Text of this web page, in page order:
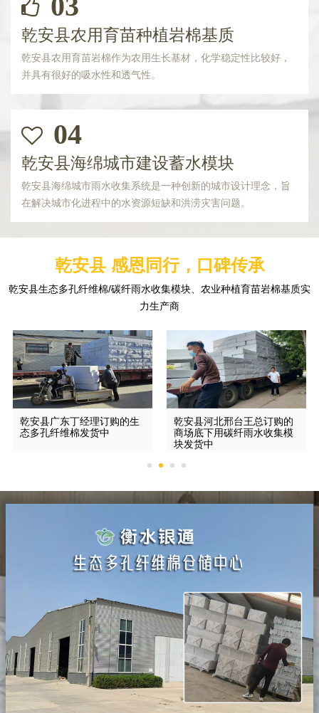
乾安县农用育苗种植岩棉基质
乾安县农用育苗岩棉作为农用生长基材，化学稳定性比较好，
并具有很好的吸水性和透气性。
04
乾安县海绵城市建设蓄水模块
乾安县海绵城市雨水收集系统是一种创新的城市设计理念，旨
在解决城市化进程中的水资源短缺和洪涝灾害问题。
乾安县 感恩同行，口碑传承
乾安县生态多孔纤维棉/碳纤雨水收集模块、农业种植育苗岩棉基质实
力生产商
乾安县广东丁经理订购的生
态多孔纤维棉发货中
乾安县河北邢台王总订购的
商场底下用碳纤雨水收集模
块发货中